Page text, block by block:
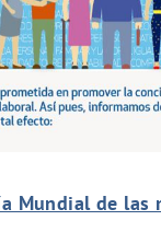
Mundial de las